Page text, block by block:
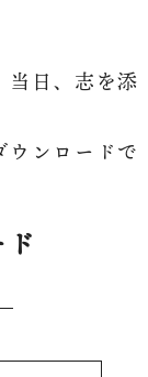
当日、志を添
ウンロードで